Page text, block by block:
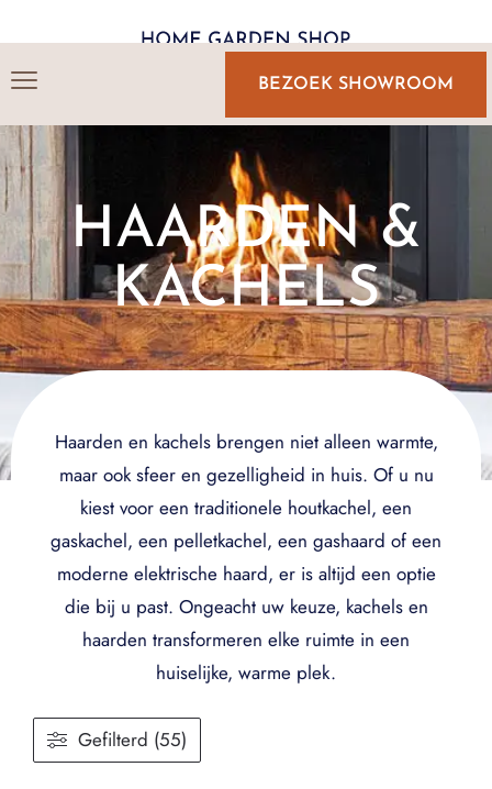
BEZOEK SHOWROOM
HAARDEN &
KACHELS
Haarden en kachels brengen niet alleen warmte,
maar ook sfeer en gezelligheid in huis. Of u nu
kiest voor een traditionele houtkachel, een
gaskachel, een pelletkachel, een gashaard of een
moderne elektrische haard, er is altijd een optie
die bij u past. Ongeacht uw keuze, kachels en
haarden transformeren elke ruimte in een
huiselijke, warme plek.
Gefilterd (55)